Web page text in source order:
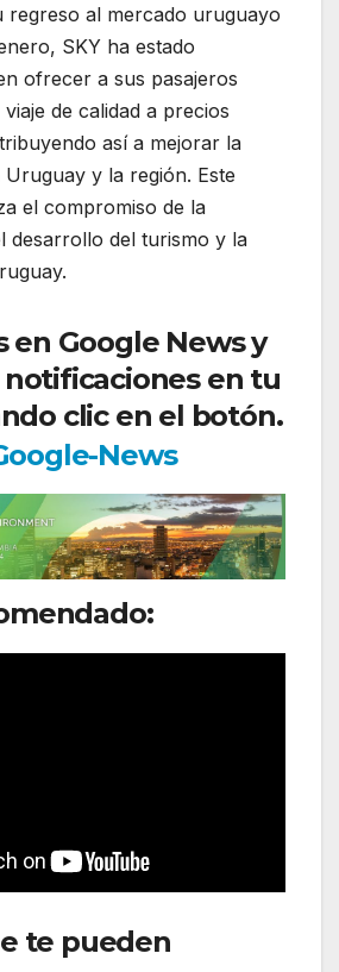
regreso al mercado uruguayo
SKY ha estado
ofrecer a sus pasajeros
de calidad a precios
así a mejorar la
y la región. Este
el compromiso de la
desarrollo del turismo y la
en Google News y
notificaciones en tu
clic en el botón.
te pueden